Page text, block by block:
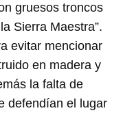
gruesos troncos
Sierra Maestra”.
evitar mencionar
en madera y
la falta de
defendían el lugar